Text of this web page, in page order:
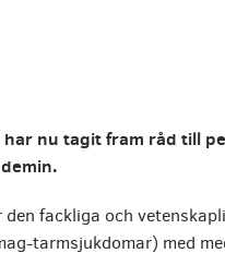
har nu tagit fram råd till
fackliga och
tarmsjukdomar) med